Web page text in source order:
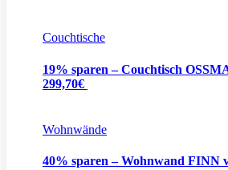
Couchtische
19% sparen – Couchtisch
299,70€
Wohnwände
40% sparen – Wohnwand